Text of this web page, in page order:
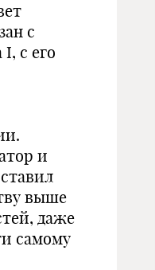
с
с его
и
выше
даже
самому